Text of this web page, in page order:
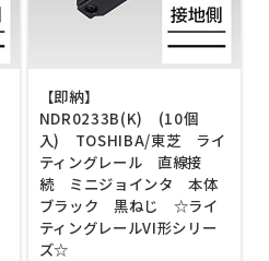
【即納】
NDR0233B(K) (10個
入) TOSHIBA/東芝 ライ
ティングレール 直線接
続 ミニジョインタ 本体
ブラック 黒ねじ ☆ライ
ティングレールVI形シリー
ズ☆